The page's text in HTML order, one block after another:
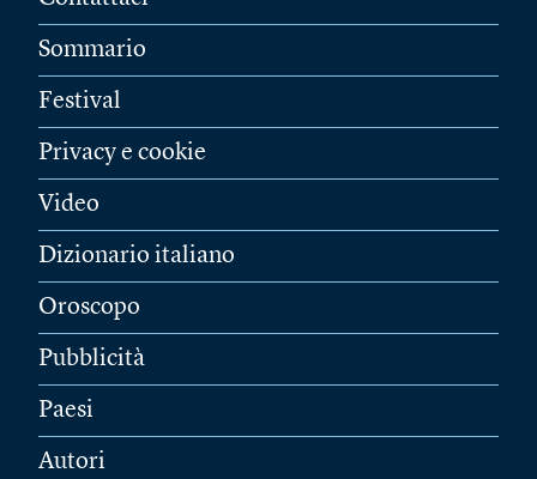
Sommario
Festival
Privacy e cookie
Video
Dizionario italiano
Oroscopo
Pubblicità
Paesi
Autori